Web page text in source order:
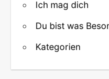
Ich mag dich
Du bist was
Kategorien